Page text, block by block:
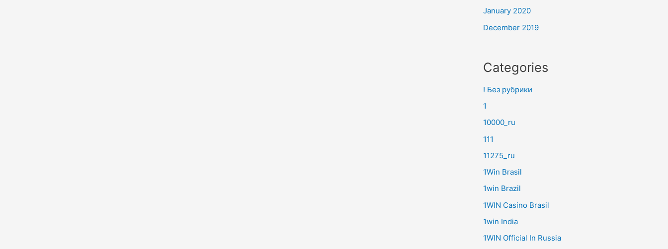
January 2020
December 2019
Categories
! Без рубрики
1
10000_ru
111
11275_ru
1Win Brasil
1win Brazil
1WIN Casino Brasil
1win India
1WIN Official In Russia